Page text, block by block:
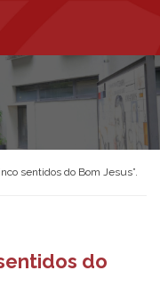
sentidos do Bom Jesus”.
do